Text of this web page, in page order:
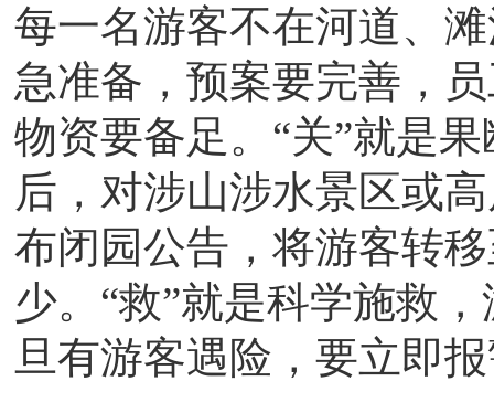
每一名游客不在河道、
急准备，预案要完善，
物资要备足。“关”就是
后，对涉山涉水景区或
布闭园公告，将游客转
少。“救”就是科学施救
旦有游客遇险，要立即